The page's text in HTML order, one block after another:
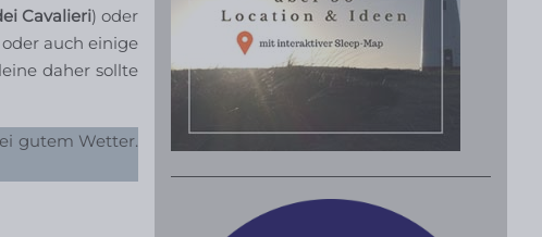
Cavalieri) oder
auch einige
daher sollte
gutem Wetter.